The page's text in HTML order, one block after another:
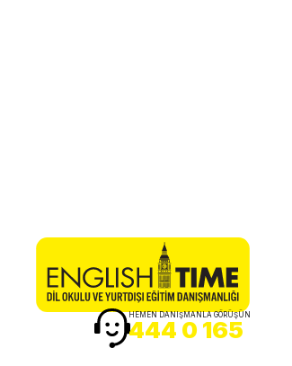
HEMEN DANIŞMANLA GÖRÜŞÜN
444 0 165